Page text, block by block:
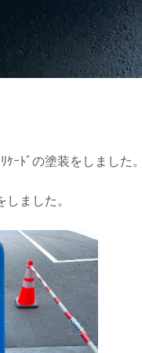
ｹｰﾄﾞの塗装をしました
ました。